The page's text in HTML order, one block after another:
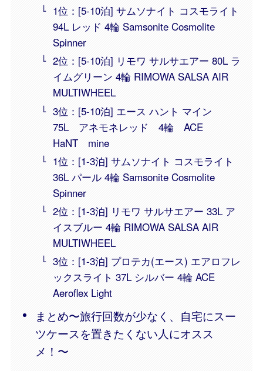
1位：[5-10泊] サムソナイト コスモライト
94L レッド 4輪 Samsonite Cosmolite
Spinner
2位：[5-10泊] リモワ サルサエアー 80L ラ
イムグリーン 4輪 RIMOWA SALSA AIR
MULTIWHEEL
3位：[5-10泊] エース ハント マイン
75L アネモネレッド 4輪 ACE
HaNT mine
1位：[1-3泊] サムソナイト コスモライト
36L パール 4輪 Samsonite Cosmolite
Spinner
2位：[1-3泊] リモワ サルサエアー 33L ア
イスブルー 4輪 RIMOWA SALSA AIR
MULTIWHEEL
3位：[1-3泊] プロテカ(エース) エアロフレ
ックスライト 37L シルバー 4輪 ACE
Aeroflex Light
まとめ〜旅行回数が少なく、自宅にスー
ツケースを置きたくない人にオスス
メ！〜